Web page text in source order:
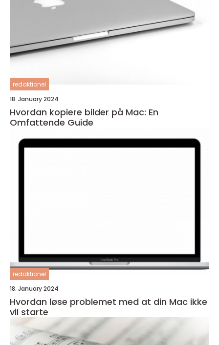
redaktionel
18. January 2024
Hvordan kopiere bilder på Mac: En
Omfattende Guide
redaktionel
18. January 2024
Hvordan løse problemet med at din Mac ikke
vil starte